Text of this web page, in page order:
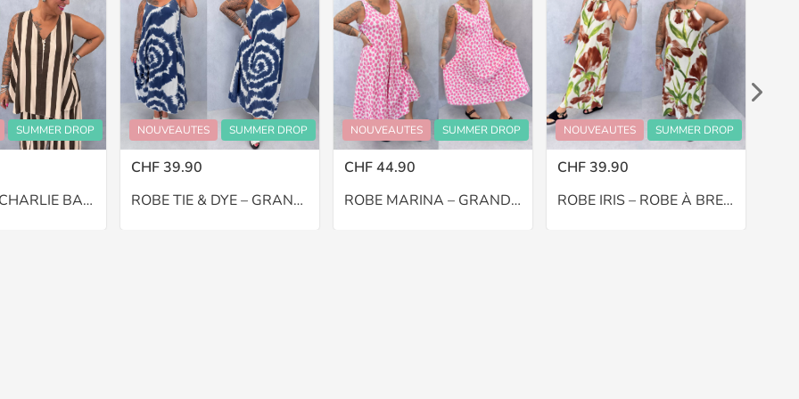
SUMMER DROP
PANTALON CHARLIE BALLON – GRANDE TAILLE 46–48
NOUVEAUTES SUMMER DROP
CHF 39.90
ROBE TIE & DYE – GRANDE TAILLE 46–48
NOUVEAUTES SUMMER DROP
CHF 44.90
ROBE MARINA – GRANDE TAILLE 48–52
NOUVEAUTES SUMMER DROP
CHF 39.90
ROBE IRIS – ROBE À BRETELLES – GRANDE TAILLE 44–48